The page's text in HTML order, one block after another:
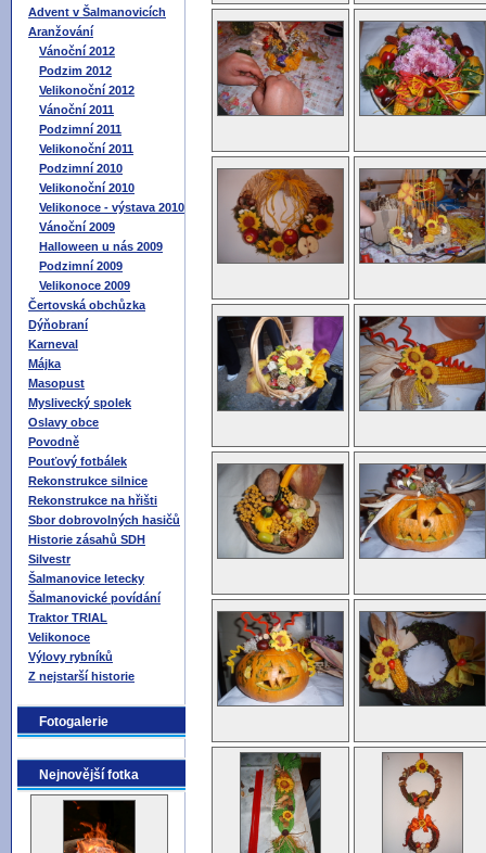
Advent v Šalmanovicích
Aranžování
Vánoční 2012
Podzim 2012
Velikonoční 2012
Vánoční 2011
Podzimní 2011
Velikonoční 2011
Podzimní 2010
Velikonoční 2010
Velikonoce - výstava 2010
Vánoční 2009
Halloween u nás 2009
Podzimní 2009
Velikonoce 2009
Čertovská obchůzka
Dýňobraní
Karneval
Májka
Masopust
Myslivecký spolek
Oslavy obce
Povodně
Pouťový fotbálek
Rekonstrukce silnice
Rekonstrukce na hřišti
Sbor dobrovolných hasičů
Historie zásahů SDH
Silvestr
Šalmanovice letecky
Šalmanovické povídání
Traktor TRIAL
Velikonoce
Výlovy rybníků
Z nejstarší historie
Fotogalerie
Nejnovější fotka